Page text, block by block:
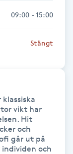
09:00 - 15:00
Stängt
vikt har
Hit
och
går ut på
och